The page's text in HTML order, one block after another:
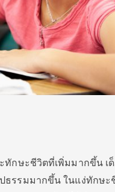
ทักษะชีวิตที่เพิ่มมากขึ้น เ
ธรรมมากขึ้น ในแง่ทักษะ